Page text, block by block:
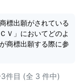
標出願がされている
Ｖ」においてどのよ
商標出願する際に参
3件目 (全 3 件中)